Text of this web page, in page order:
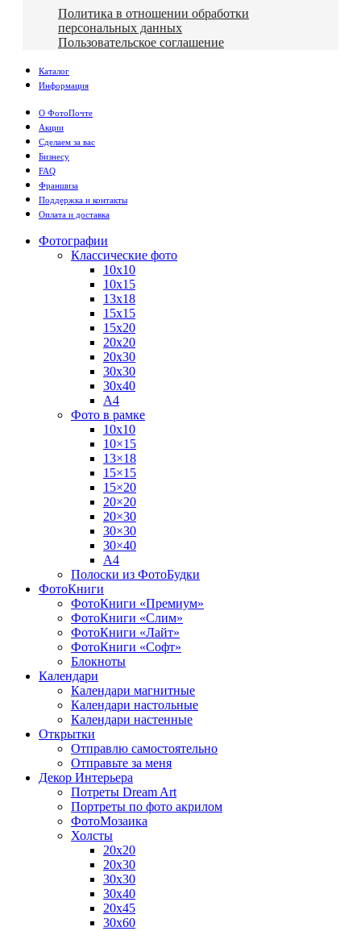
Политика в отношении обработки
персональных данных
Пользовательское соглашение
Каталог
Информация
О ФотоПочте
Акции
Сделаем за вас
Бизнесу
FAQ
Франшиза
Поддержка и контакты
Оплата и доставка
Фотографии
Классические фото
10х10
10х15
13х18
15х15
15х20
20х20
20х30
30х30
30х40
А4
Фото в рамке
10х10
10×15
13×18
15×15
15×20
20×20
20×30
30×30
30×40
A4
Полоски из ФотоБудки
ФотоКниги
ФотоКниги «Премиум»
ФотоКниги «Слим»
ФотоКниги «Лайт»
ФотоКниги «Софт»
Блокноты
Календари
Календари магнитные
Календари настольные
Календари настенные
Открытки
Отправлю самостоятельно
Отправьте за меня
Декор Интерьера
Потреты Dream Art
Портреты по фото акрилом
ФотоМозаика
Холсты
20х20
20х30
30х30
30х40
20х45
30х60